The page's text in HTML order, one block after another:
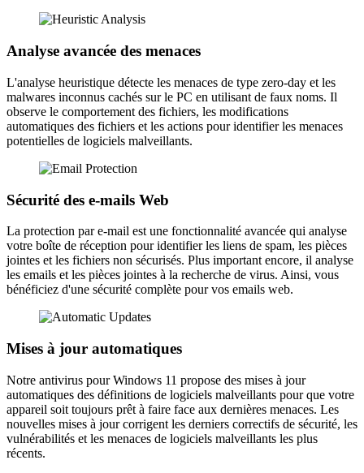
Analyse avancée des menaces
L'analyse heuristique détecte les menaces de type zero-day et les
malwares inconnus cachés sur le PC en utilisant de faux noms. Il
observe le comportement des fichiers, les modifications
automatiques des fichiers et les actions pour identifier les menaces
potentielles de logiciels malveillants.
Sécurité des e-mails Web
La protection par e-mail est une fonctionnalité avancée qui analyse
votre boîte de réception pour identifier les liens de spam, les pièces
jointes et les fichiers non sécurisés. Plus important encore, il analyse
les emails et les pièces jointes à la recherche de virus. Ainsi, vous
bénéficiez d'une sécurité complète pour vos emails web.
Mises à jour automatiques
Notre antivirus pour Windows 11 propose des mises à jour
automatiques des définitions de logiciels malveillants pour que votre
appareil soit toujours prêt à faire face aux dernières menaces. Les
nouvelles mises à jour corrigent les derniers correctifs de sécurité, les
vulnérabilités et les menaces de logiciels malveillants les plus
récents.